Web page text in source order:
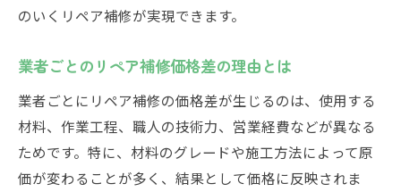
のいくリペア補修が実現できます。
業者ごとのリペア補修価格差の理由とは
業者ごとにリペア補修の価格差が生じるのは、使用する
材料、作業工程、職人の技術力、営業経費などが異なる
ためです。特に、材料のグレードや施工方法によって原
価が変わることが多く、結果として価格に反映されま